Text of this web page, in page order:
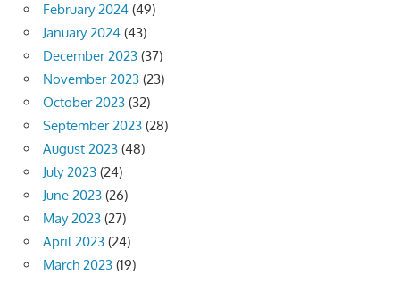
February 2024 (49)
January 2024 (43)
December 2023 (37)
November 2023 (23)
October 2023 (32)
September 2023 (28)
August 2023 (48)
July 2023 (24)
June 2023 (26)
May 2023 (27)
April 2023 (24)
March 2023 (19)